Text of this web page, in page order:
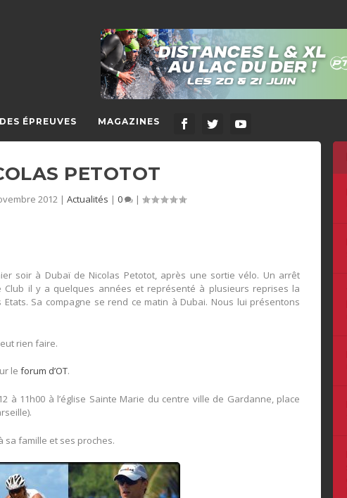
ÉPREUVES MAGAZINES
PETOTOT
2012| Actualités | 0 |
soir à Dubaï de Nicolas Petotot, après une sortie vélo. Un arrêt
Club il y a quelques années et représenté à plusieurs reprises la
Sa compagne se rend ce matin à Dubai. Nous lui présentons
rien faire.
leforum d’OT.
11h00 à l’église Sainte Marie du centre ville de Gardanne, place
sa famille et ses proches.